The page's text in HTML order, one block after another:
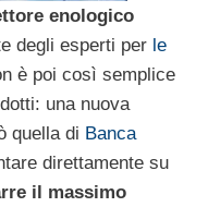
enologico
degli esperti per le
è poi così semplice
una nuova
quella di Banca
direttamente su
il massimo